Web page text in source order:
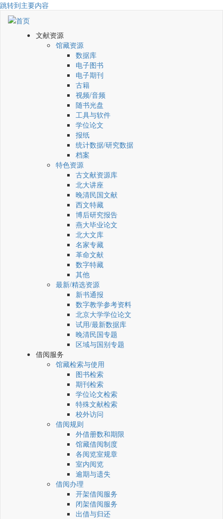
跳转到主要内容
文献资源
馆藏资源
数据库
电子图书
电子期刊
古籍
视频/音频
随书光盘
工具与软件
学位论文
报纸
统计数据/研究数据
档案
特色资源
古文献资源库
北大讲座
晚清民国文献
西文特藏
博后研究报告
燕大毕业论文
北大文库
名家专藏
革命文献
数字特藏
其他
最新/精选资源
新书通报
数字教学参考资料
北京大学学位论文
试用/最新数据库
晚清民国专题
区域与国别专题
借阅服务
馆藏检索与使用
图书检索
期刊检索
学位论文检索
特殊文献检索
校外访问
借阅规则
外借册数和期限
馆藏借阅制度
各阅览室规章
室内阅览
逾期与遗失
借阅办理
开架借阅服务
闭架借阅服务
出借与归还